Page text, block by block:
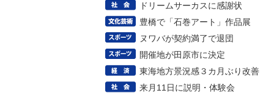
ドリームサーカスに感謝状
豊橋で「石巻アート」作品展
ヌワバが契約満了で退団
開催地が田原市に決定
東海地方景況感３カ月ぶり改善
来月11日に説明・体験会